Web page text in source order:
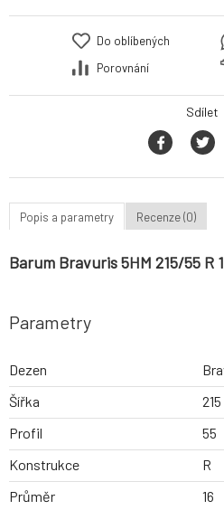
Do oblíbených
Porovnání
Sdílet
Popis a parametry Recenze (0)
Barum Bravuris 5HM 215/55 R
Parametry
Dezen
Šířka
215
Profil
55
Konstrukce
R
Průměr
16